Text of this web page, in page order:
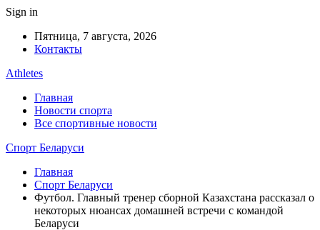
Sign in
Пятница, 7 августа, 2026
Контакты
Athletes
Главная
Новости спорта
Все спортивные новости
Спорт Беларуси
Главная
Спорт Беларуси
Футбол. Главный тренер сборной Казахстана рассказал о
некоторых нюансах домашней встречи с командой
Беларуси